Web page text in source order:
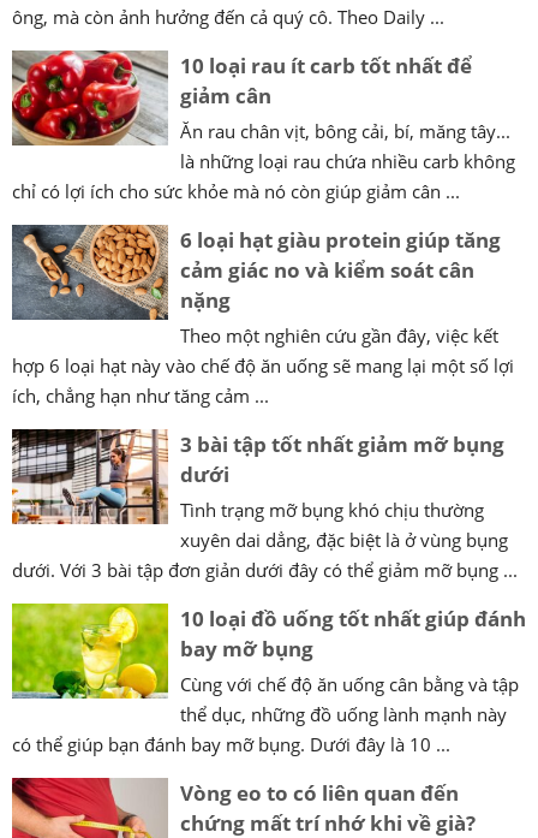
ông, mà còn ảnh hưởng đến cả quý cô. Theo Daily ...
10 loại rau ít carb tốt nhất để
giảm cân
Ăn rau chân vịt, bông cải, bí, măng tây...
là những loại rau chứa nhiều carb không
chỉ có lợi ích cho sức khỏe mà nó còn giúp giảm cân ...
6 loại hạt giàu protein giúp tăng
cảm giác no và kiểm soát cân
nặng
Theo một nghiên cứu gần đây, việc kết
hợp 6 loại hạt này vào chế độ ăn uống sẽ mang lại một số lợi
ích, chẳng hạn như tăng cảm ...
3 bài tập tốt nhất giảm mỡ bụng
dưới
Tình trạng mỡ bụng khó chịu thường
xuyên dai dẳng, đặc biệt là ở vùng bụng
dưới. Với 3 bài tập đơn giản dưới đây có thể giảm mỡ bụng ...
10 loại đồ uống tốt nhất giúp đánh
bay mỡ bụng
Cùng với chế độ ăn uống cân bằng và tập
thể dục, những đồ uống lành mạnh này
có thể giúp bạn đánh bay mỡ bụng. Dưới đây là 10 ...
Vòng eo to có liên quan đến
chứng mất trí nhớ khi về già?